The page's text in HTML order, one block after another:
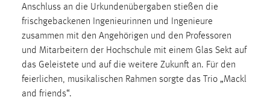
Anschluss an die Urkundenübergaben stießen die
frischgebackenen Ingenieurinnen und Ingenieure
zusammen mit den Angehörigen und den Professoren
und Mitarbeitern der Hochschule mit einem Glas Sekt auf
das Geleistete und auf die weitere Zukunft an. Für den
feierlichen, musikalischen Rahmen sorgte das Trio „Mackl
and friends“.
MARKETING
Marketing Cookies werden von Drittanbietern
verwendet, um personalisierte Werbung anzuzeigen.
Sie tun dies, indem sie Besucher über Websites